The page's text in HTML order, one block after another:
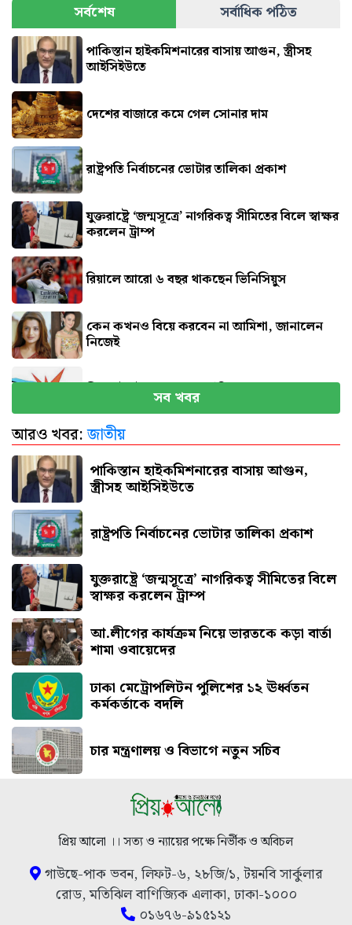
সর্বশেষ
সর্বাধিক পঠিত
পাকিস্তান হাইকমিশনারের বাসায় আগুন, স্ত্রীসহ
আইসিইউতে
দেশের বাজারে কমে গেল সোনার দাম
রাষ্ট্রপতি নির্বাচনের ভোটার তালিকা প্রকাশ
যুক্তরাষ্ট্রে ‘জন্মসূত্রে’ নাগরিকত্ব সীমিতের বিলে স্বাক্ষর
করলেন ট্রাম্প
রিয়ালে আরো ৬ বছর থাকছেন ভিনিসিয়ুস
কেন কখনও বিয়ে করবেন না আমিশা, জানালেন
নিজেই
সিলেটে দুই বাসের সংঘর্ষে নিহত ৮
বগুড়ায় বাসচাপায় প্রাণ গেল ৬
সব খবর
আরও খবর:জাতীয়
পাকিস্তান হাইকমিশনারের বাসায় আগুন,
স্ত্রীসহ আইসিইউতে
রাষ্ট্রপতি নির্বাচনের ভোটার তালিকা প্রকাশ
যুক্তরাষ্ট্রে ‘জন্মসূত্রে’ নাগরিকত্ব সীমিতের বিলে
স্বাক্ষর করলেন ট্রাম্প
আ.লীগের কার্যক্রম নিয়ে ভারতকে কড়া বার্তা
শামা ওবায়েদের
ঢাকা মেট্রোপলিটন পুলিশের ১২ ঊর্ধ্বতন
কর্মকর্তাকে বদলি
চার মন্ত্রণালয় ও বিভাগে নতুন সচিব
প্রিয় আলো ।। সত্য ও ন্যায়ের পক্ষে নির্ভীক ও অবিচল
গাউছে-পাক ভবন, লিফট-৬, ২৮জি/১, টয়নবি সার্কুলার
রোড, মতিঝিল বাণিজ্যিক এলাকা, ঢাকা-১০০০
০১৬৭৬-৯১৫১২১